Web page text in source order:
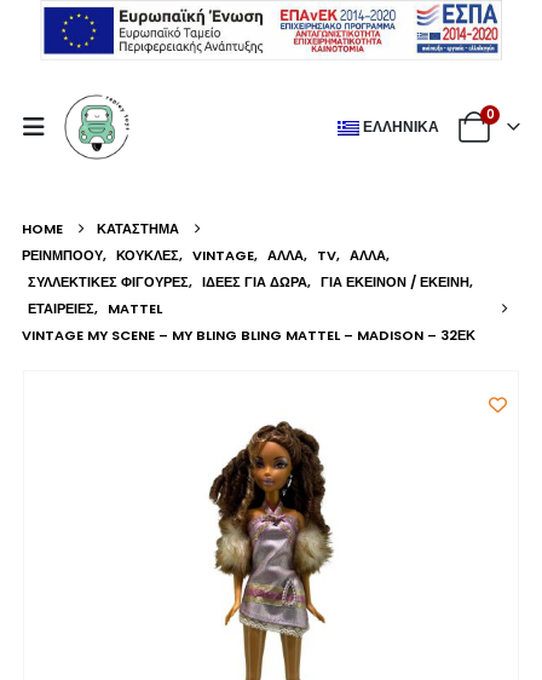
ΕΛΛΗΝΙΚΆ
0
HOME
ΚΑΤΆΣΤΗΜΑ
ΡΕΙΝΜΠΟΟΥ, ΚΟΎΚΛΕΣ, VINTAGE, ΆΛΛΑ, TV, ΆΛΛΑ,
ΣΥΛΛΕΚΤΙΚΈΣ ΦΙΓΟΎΡΕΣ, ΙΔΈΕΣ ΓΙΑ ΔΏΡΑ, ΓΙΑ ΕΚΕΊΝΟΝ / ΕΚΕΊΝΗ,
ΕΤΑΙΡΕΊΕΣ, MATTEL
VINTAGE MY SCENE – MY BLING BLING MATTEL – MADISON – 32ΕΚ